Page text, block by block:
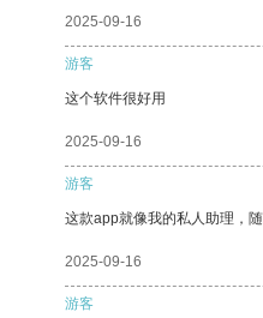
2025-09-16
游客
这个软件很好用
2025-09-16
游客
这款app就像我的私人助理，
2025-09-16
游客